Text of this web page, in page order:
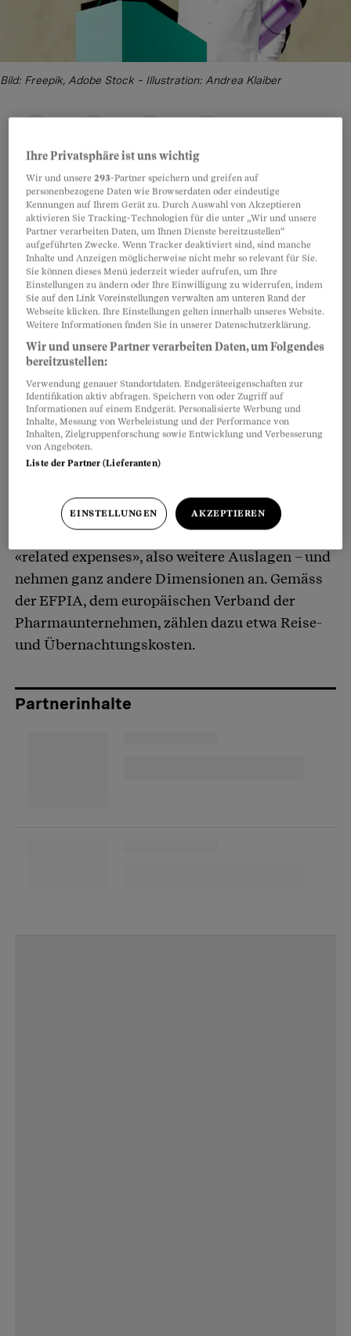
Bild: Freepik, Adobe Stock – Illustration: Andrea Klaiber
Teilen Anhören Merken Kommentare
Artikel teilen
Die Pharmaindustrie verspricht, Zahlungen an
Ärztinnen, Spitäler und andere Akteure der
Gesundheitsbranche offenzulegen – der
sogenannte Pharma-Kooperations-Kodex soll
hier Transparenz schaffen. Dennoch finden
Pharmakonzerne immer wieder Mittel,
Ärztinnen und Professoren auf verschlungenen
Wegen Gelder zu überweisen. Und niemand
weiss, wofür eigentlich.
Ein Beispiel sind Reise- und
Übernachtungsspesen. Oft sind das wenige
Hundert Franken. Doch nicht so, wenn
Pharmakonzerne beratend tätig sind oder
Vorträge halten. Hier tragen Spesen den Titel
«related expenses», also weitere Auslagen – und
nehmen ganz andere Dimensionen an. Gemäss
der EFPIA, dem europäischen Verband der
Pharmaunternehmen, zählen dazu etwa Reise-
und Übernachtungskosten.
Partnerinhalte
Ihre Privatsphäre ist uns wichtig
Wir und unsere293-Partner speichern und greifen auf
personenbezogene Daten wie Browserdaten oder eindeutige
Kennungen auf Ihrem Gerät zu. Durch Auswahl von Akzeptieren
aktivieren Sie Tracking-Technologien für die unter „Wir und unsere
Partner verarbeiten Daten, um Ihnen Dienste bereitzustellen“
aufgeführten Zwecke. Wenn Tracker deaktiviert sind, sind manche
Inhalte und Anzeigen möglicherweise nicht mehr so relevant für Sie.
Sie können dieses Menü jederzeit wieder aufrufen, um Ihre
Einstellungen zu ändern oder Ihre Einwilligung zu widerrufen, indem
Sie auf den Link Voreinstellungen verwalten am unteren Rand der
Webseite klicken. Ihre Einstellungen gelten innerhalb unseres Website.
Weitere Informationen finden Sie in unserer Datenschutzerklärung.
Wir und unsere Partner verarbeiten Daten, um Folgendes
bereitzustellen:
Verwendung genauer Standortdaten. Endgeräteeigenschaften zur
Identifikation aktiv abfragen. Speichern von oder Zugriff auf
Informationen auf einem Endgerät. Personalisierte Werbung und
Inhalte, Messung von Werbeleistung und der Performance von
Inhalten, Zielgruppenforschung sowie Entwicklung und Verbesserung
von Angeboten.
Liste der Partner (Lieferanten)
EINSTELLUNGEN AKZEPTIEREN